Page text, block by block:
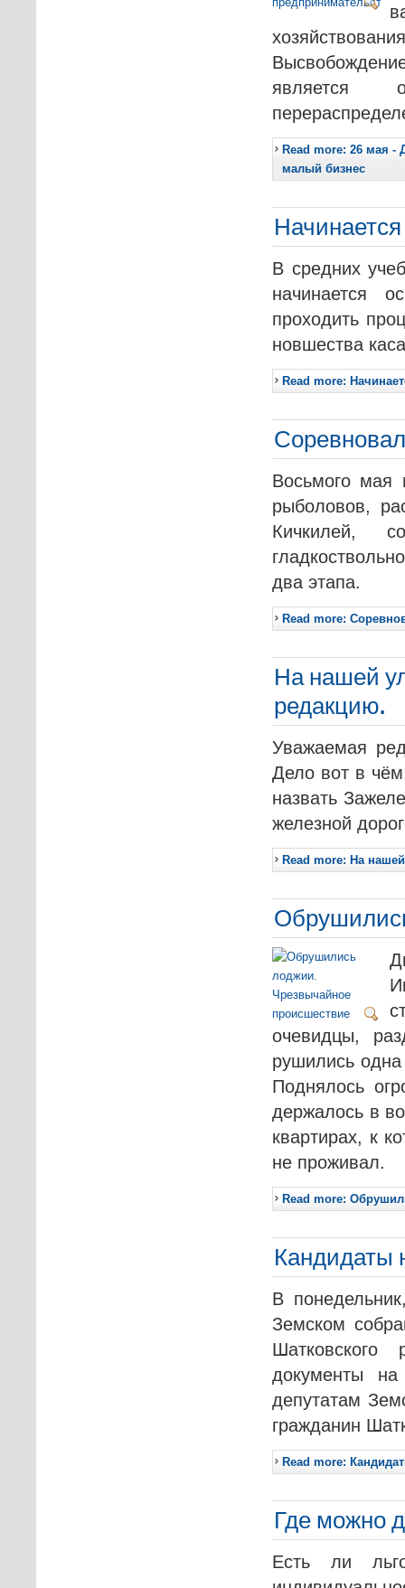
является
Read more: 26 мая -
малый бизнес
В средних
начинается
проходить
новшества
Read more:
Восьмого мая
рыболовов,
Кичкилей,
два этапа.
Read more:
На нашей
редакцию.
Уважаемая
Дело вот в
назвать
железной
Read more: На
очевидцы,
рушились одна
Поднялось
держалось в
квартирах, к
не проживал.
Read more:
Кандидаты
В
Земском
Шатковского
документы
депутатам
гражданин
Read more:
Где можно
Есть ли